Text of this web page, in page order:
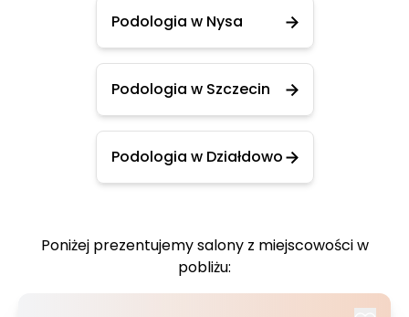
Podologia w Nysa
Podologia w Szczecin
Podologia w Działdowo
Poniżej prezentujemy salony z miejscowości w
pobliżu: